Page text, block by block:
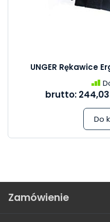
UNGER Rękawice
brutto: 244,03
Do
Zamówienie